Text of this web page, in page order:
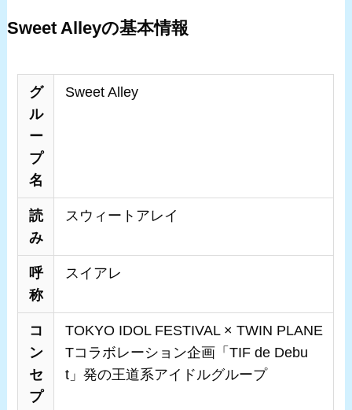
Sweet Alleyの基本情報
グ
ル
ー
プ
名
Sweet Alley
読
み
スウィートアレイ
呼
称
スイアレ
コ
ン
セ
プ
TOKYO IDOL FESTIVAL × TWIN PLANE
Tコラボレーション企画「TIF de Debu
t」発の王道系アイドルグループ